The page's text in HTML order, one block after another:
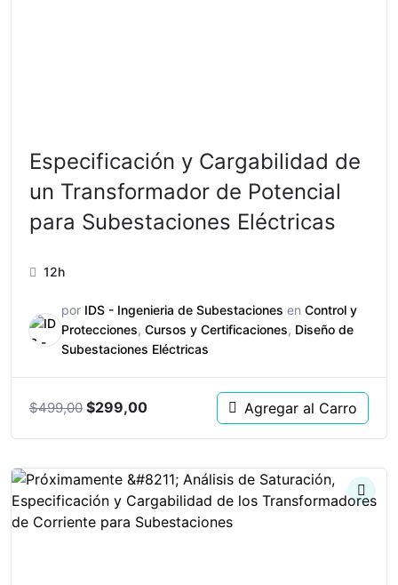
Especificación y Cargabilidad de
un Transformador de Potencial
para Subestaciones Eléctricas
12h
por IDS - Ingenieria de Subestaciones en Control y
Protecciones, Cursos y Certificaciones, Diseño de
Subestaciones Eléctricas
$499,00 $299,00 Agregar al Carro